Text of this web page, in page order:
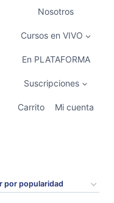
Nosotros
Cursos en VIVO
En PLATAFORMA
Suscripciones
Carrito Mi cuenta